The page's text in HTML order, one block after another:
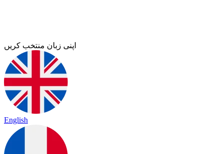
اپنی زبان منتخب کریں
English